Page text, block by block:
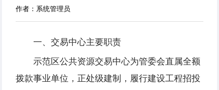
作者：系统管理员
一、交易中心主要职责
示范区公共资源交易中心为管委会直属全额
拨款事业单位，正处级建制，履行建设工程招投